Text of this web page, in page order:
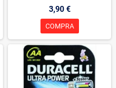
3,90 €
COMPRA